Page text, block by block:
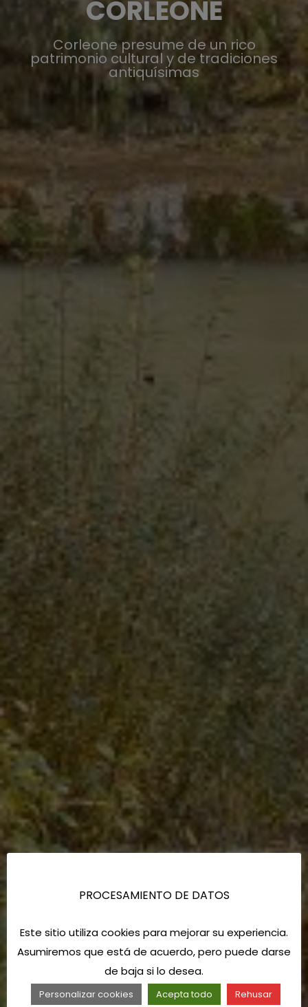
CORLEONE
Corleone presume de un rico
patrimonio cultural y de tradiciones
antiquísimas
PROCESAMIENTO DE DATOS
Este sitio utiliza cookies para mejorar su experiencia.
Asumiremos que está de acuerdo, pero puede darse
de baja si lo desea.
Personalizar cookies Acepta todo
Rehusar